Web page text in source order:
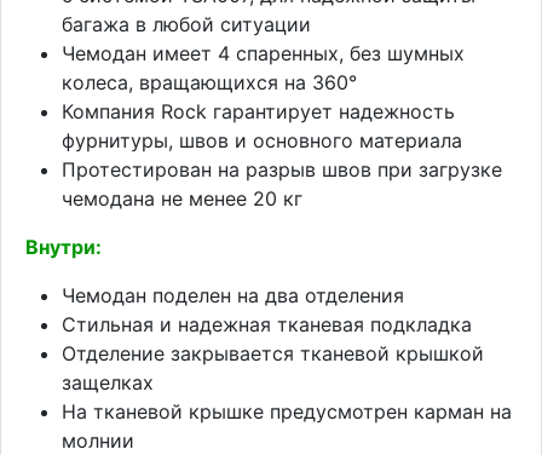
багажа в любой ситуации
Чемодан имеет 4 спаренных, без шумных
колеса, вращающихся на 360°
Компания Rock гарантирует надежность
фурнитуры, швов и основного материала
Протестирован на разрыв швов при загрузке
чемодана не менее 20 кг
Внутри:
Чемодан поделен на два отделения
Стильная и надежная тканевая подкладка
Отделение закрывается тканевой крышкой
защелках
На тканевой крышке предусмотрен карман на
молнии